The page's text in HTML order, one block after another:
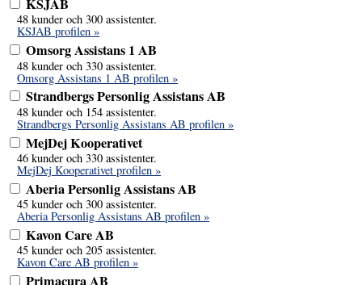
KSJAB
48 kunder och 300 assistenter.
KSJAB profilen »
Omsorg Assistans 1 AB
48 kunder och 330 assistenter.
Omsorg Assistans 1 AB profilen »
Strandbergs Personlig Assistans AB
48 kunder och 154 assistenter.
Strandbergs Personlig Assistans AB profilen »
MejDej Kooperativet
46 kunder och 330 assistenter.
MejDej Kooperativet profilen »
Aberia Personlig Assistans AB
45 kunder och 300 assistenter.
Aberia Personlig Assistans AB profilen »
Kavon Care AB
45 kunder och 205 assistenter.
Kavon Care AB profilen »